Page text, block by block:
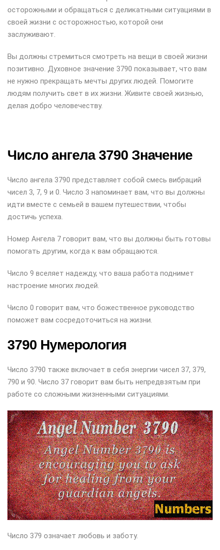
осторожными и обращаться с деликатными ситуациями в
своей жизни с осторожностью, которой они
заслуживают.
Вы должны стремиться смотреть на вещи в своей жизни
позитивно. Духовное значение 3790 показывает, что вам
не нужно прекращать мечты других людей. Помогите
людям получить свет в их жизни. Живите своей жизнью,
делая добро человечеству.
Число ангела 3790 Значение
Число ангела 3790 представляет собой смесь вибраций
чисел 3, 7, 9 и 0. Число 3 напоминает вам, что вы должны
идти вместе с семьей в вашем путешествии, чтобы
достичь успеха.
Номер Ангела 7 говорит вам, что вы должны быть готовы
помогать другим, когда к вам обращаются.
Число 9 вселяет надежду, что ваша работа поднимет
настроение многих людей.
Число 0 говорит вам, что божественное руководство
поможет вам сосредоточиться на жизни.
3790 Нумерология
Число 3790 также включает в себя энергии чисел 37, 379,
790 и 90. Число 37 говорит вам быть непредвзятым при
работе со сложными жизненными ситуациями.
Число 379 означает любовь и заботу.